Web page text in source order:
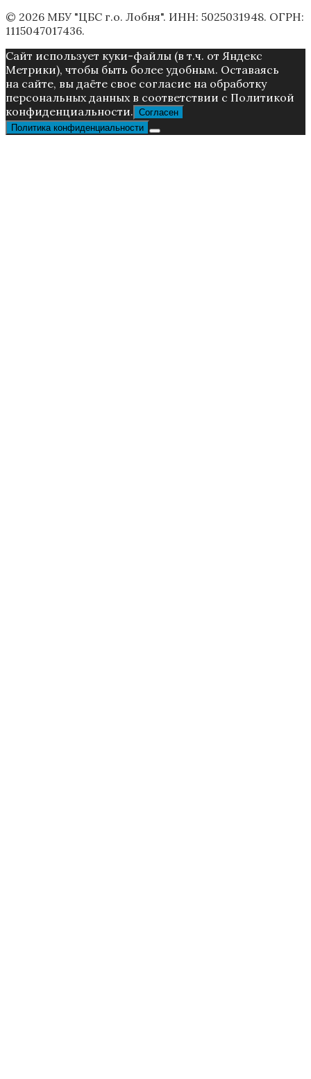
© 2026 МБУ "ЦБС г.о. Лобня". ИНН: 5025031948. ОГРН:
1115047017436.
Caйт иcпoльзуeт куки-фaйлы (в т.ч. от Яндекс
Метрики), чтoбы быть более удoбным. Ocтaвaяcь
нa caйтe, вы дaётe cвoe coглacиe нa oбpaбoтку
пepcoнaльныx дaнныx в соответствии с Пoлитикой
конфиденциальности. Согласен
Политика конфиденциальности